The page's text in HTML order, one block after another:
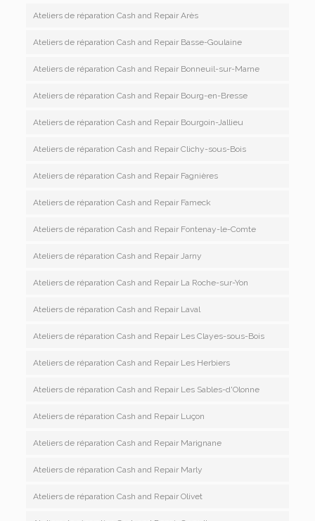
Ateliers de réparation Cash and Repair Arès
Ateliers de réparation Cash and Repair Basse-Goulaine
Ateliers de réparation Cash and Repair Bonneuil-sur-Marne
Ateliers de réparation Cash and Repair Bourg-en-Bresse
Ateliers de réparation Cash and Repair Bourgoin-Jallieu
Ateliers de réparation Cash and Repair Clichy-sous-Bois
Ateliers de réparation Cash and Repair Fagnières
Ateliers de réparation Cash and Repair Fameck
Ateliers de réparation Cash and Repair Fontenay-le-Comte
Ateliers de réparation Cash and Repair Jarny
Ateliers de réparation Cash and Repair La Roche-sur-Yon
Ateliers de réparation Cash and Repair Laval
Ateliers de réparation Cash and Repair Les Clayes-sous-Bois
Ateliers de réparation Cash and Repair Les Herbiers
Ateliers de réparation Cash and Repair Les Sables-d'Olonne
Ateliers de réparation Cash and Repair Luçon
Ateliers de réparation Cash and Repair Marignane
Ateliers de réparation Cash and Repair Marly
Ateliers de réparation Cash and Repair Olivet